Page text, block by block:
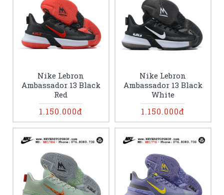
Nike Lebron
Ambassador 13 Black
Red
1.150.000đ
Nike Lebron
Ambassador 13 Black
White
1.150.000đ